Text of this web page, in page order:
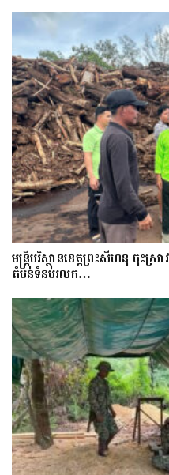
មន្រ្តីបរិស្ថានខេត្តព្រះសីហនុ ចុះ
តំបន់ទំនប់រលក…